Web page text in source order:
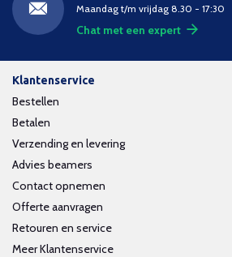
Maandag t/m vrijdag 8.30 - 17:30
Chat met een expert
Klantenservice
Bestellen
Betalen
Verzending en levering
Advies beamers
Contact opnemen
Offerte aanvragen
Retouren en service
Meer Klantenservice